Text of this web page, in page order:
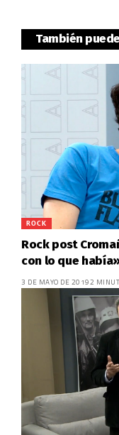
También
ROCK
Rock post
con lo que
3 DE MAYO DE 20192